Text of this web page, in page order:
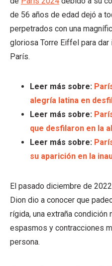
de 56 años de edad dejó a
perpetrados con una
gloriosa Torre Eiffel para
París.
Leer más sobre:
alegría latina en
Leer más sobre:
que desfilaron en la
Leer más sobre:
su aparición en la
El pasado diciembre de
Dion dio a conocer que
rígida, una extraña condición
espasmos y contracciones
persona.